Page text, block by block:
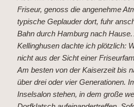
Friseur, genoss die angenehme
typische Geplauder dort, fuhr
Bahn durch Hamburg nach
Kellinghusen dachte ich plötzlich:
nicht aus der Sicht einer
Am besten von der Kaiserzeit bis
über drei oder vier Generationen.
Inselsalon stehen, in dem große